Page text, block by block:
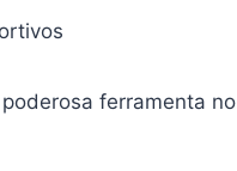
ferramenta no